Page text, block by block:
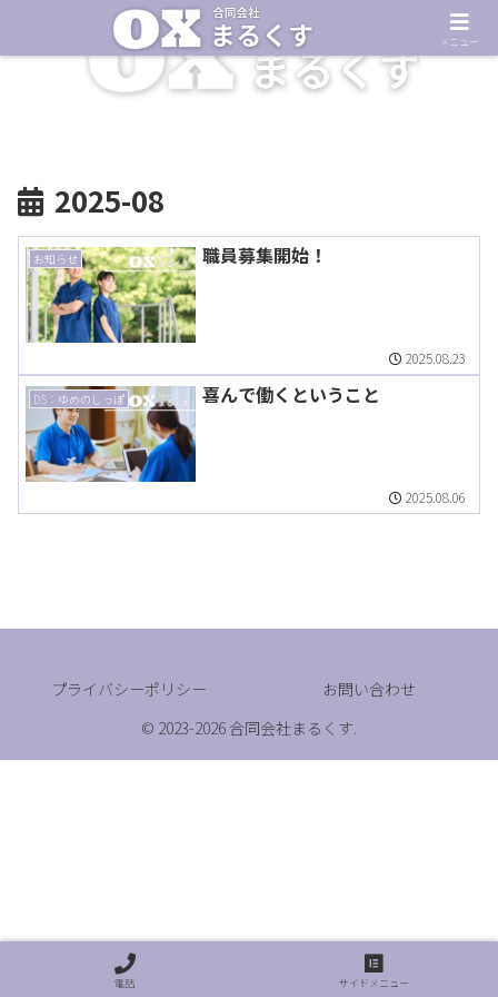
2025-08
お知らせ 職員募集開始！
2025.08.23
DS：ゆめのしっぽ 喜んで働くということ
2025.08.06
プライバシーポリシー
お問い合わせ
© 2023-2026 合同会社まるくす.
メニュー
電話 サイドメニュー